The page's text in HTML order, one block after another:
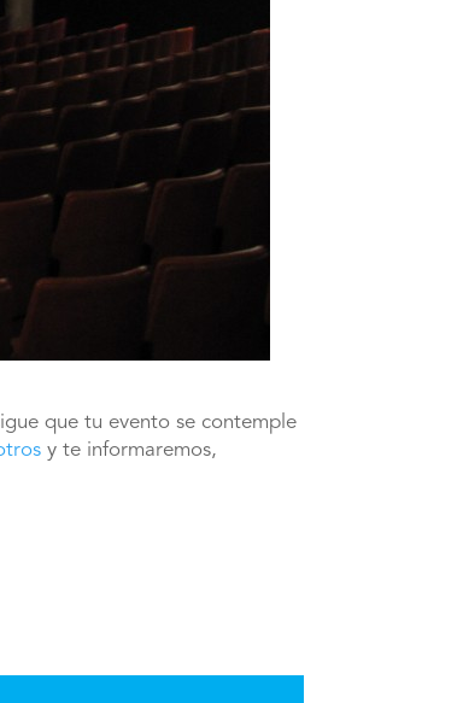
que tu evento se contemple
y te informaremos,